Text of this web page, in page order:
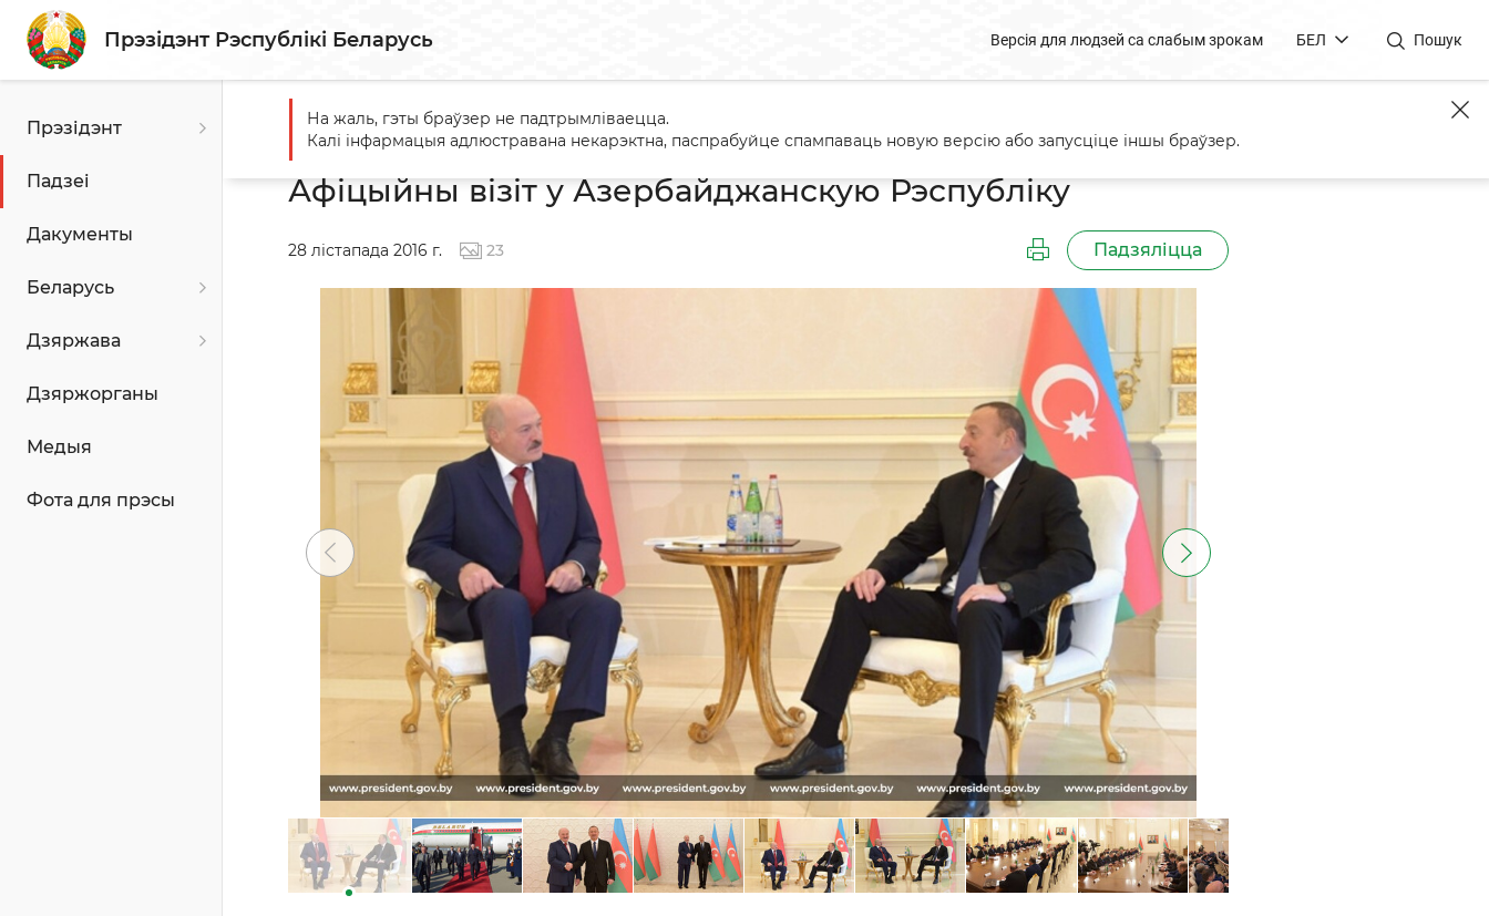
Прэзідэнт Рэспублікі Беларусь Версія для людзей са слабым зрокам БЕЛ Пошук
Прэзідэнт
Падзеі
Дакументы
Беларусь
Дзяржава
Дзяржорганы
Медыя
Фота для прэсы
Галоўная Падзеі Афіцыйны візіт у Азербайджанскую Рэспубліку
Афіцыйны візіт у Азербайджанскую Рэспубліку
28 лістапада 2016 г. 23 Падзяліцца
На жаль, гэты браўзер не падтрымліваецца.
Калі інфармацыя адлюстравана некарэктна, паспрабуйце спампаваць новую версію або запусціце іншы браўзер.